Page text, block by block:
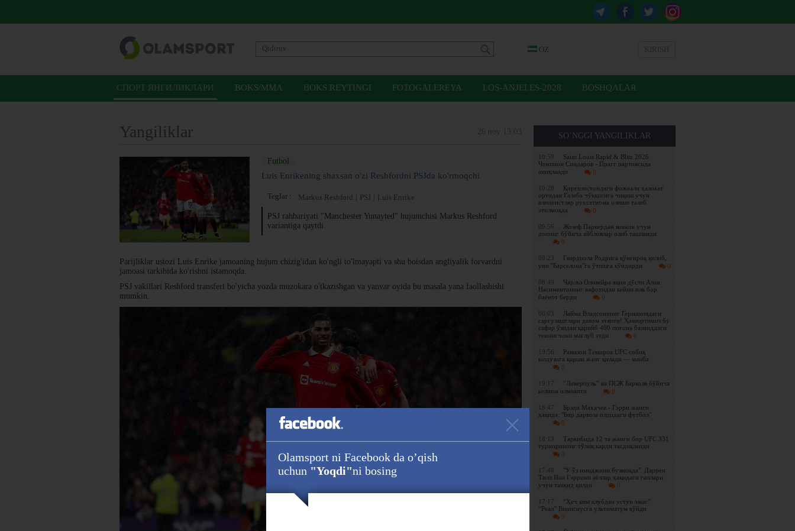
OZ
СПОРТ ЯНГИЛИКЛАРИ BOKS/MMA BOKS REYTINGI FOTOGALEREYA LOS-ANJELES-2028 BOSHQALAR
SO’NGGI YANGILIKLAR
10:59
Saint Louis Rapid & Blitz 2026.
Чемпион Синдаров - Прагг партиясида
аниқланди
0
10:28
Қирғизистондаги фожеали ҳалокат
ортидан Ғалаба чўққисига чиқиш учун
алпинистлар рухсатнома олиши талаб
этилмоқда
0
09:56
Жозеф Паркердан кокаин учун
допинг бўйича айбловлар олиб ташланди
0
09:23
Гвардиола Родрига қўнғироқ қилиб,
уни "Барселона"га ўтишга кўндирди
0
08:49
Чарльз Оливейра яқин дўсти Алан
Насиментонинг вафотидан кейин илк бор
баёнот берди
0
08:03
Лайма Владсоннинг Германиядаги
саргузаштлари давом этяпти! Ҳамюртимиз бу
сафар ўзидан қарийб 400 поғона баланддаги
теннисчини мағлуб этди
0
19:56
Рамазон Темиров UFC собиқ
юлдузига қарши жанг қилади — манба
0
19:17
“Ливерпуль” ва ПСЖ Барколя бўйича
келиша олмаяпти
0
18:47
Брэди Махачев - Гэрри жанги
ҳақида: "Бир дарвоза олдидаги футбол"
0
18:13
Таркибида 12 та жанги бор UFC 331
турнирининг тўлиқ карди тасдиқланди
0
17:48
"У ўз имиджини бузмоқда". Даррен
Тилл Иан Гэррини аёллар ҳақидаги гаплари
учун танқид қилди
0
17:17
“Ҳеч ким клубдан устун эмас”:
“Реал” Винисиусга ультиматум қўйди
0
Yangiliklar
Futbol
Luis Enrikening shaxsan o'zi Reshfordni PSJda ko'rmoqchi
Teglar : Markus Reshford PSJ Luis Enrike
PSJ rahbariyati "Manchester Yunayted" hujumchisi Markus Reshford
variantiga qaytdi.
Parijliklar ustozi Luis Enrike jamoaning hujum chizig'idan ko'ngli to'lmayapti va shu boisdan angliyalik forvardni
jamoasi tarkibida ko'rishni istamoqda.
PSJ vakillari Reshford transferi bo'yicha yozda muzokara o'tkazishgan va yanvar oyida bu masala yana faollashishi
mumkin.
Olamsport ni Facebook da o’qish
uchun "Yoqdi"ni bosing